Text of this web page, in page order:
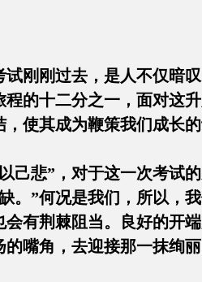
刚刚过去，是人不仅暗
的十二分之一，面对这
结，使其成为鞭策我
己悲”，对于这一次考试
。”何况是我们，所以，
有荆棘阻当。良好的开端
扬的嘴角，去迎接那